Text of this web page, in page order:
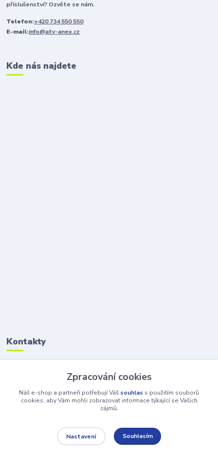
příslušenství? Ozvěte se nám.
Telefon:+420 734 550 550
E-mail:info@atv-anex.cz
Kde nás najdete
Kontakty
Petr Šolin
+420 734 550 550
(Po-Pá, 8-17 hod.) So, 8-12
Zpracování cookies
Náš e-shop a partneři potřebují Váš souhlas s použitím souborů
cookies, aby Vám mohli zobrazovat informace týkající se Vašich
zájmů.
Nastavení Souhlasím